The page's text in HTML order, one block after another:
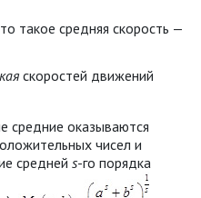
такое средняя скорость —
скоростей движений
средние оказываются
чисел и
средней s-го порядка